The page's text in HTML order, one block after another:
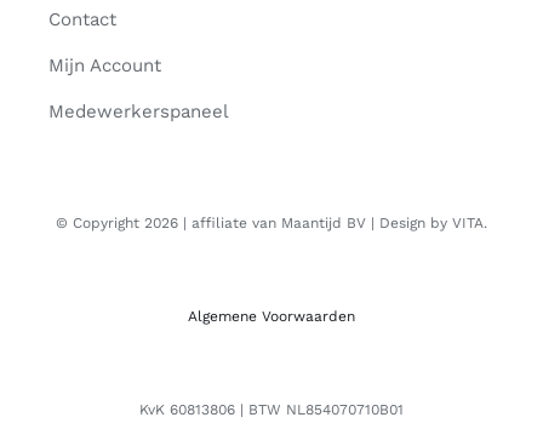
Contact
Mijn Account
Medewerkerspaneel
© Copyright 2026 | affiliate van Maantijd BV | Design by VITA.
Algemene Voorwaarden
KvK 60813806 | BTW NL854070710B01